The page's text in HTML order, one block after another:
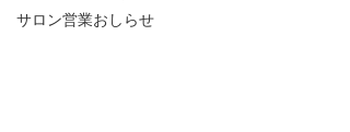
サロン営業おしらせ